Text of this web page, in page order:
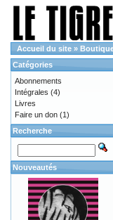
Accueil du site »
Catégories
Abonnements
Intégrales (4)
Livres
Faire un don (1)
Recherche
Nouveautés